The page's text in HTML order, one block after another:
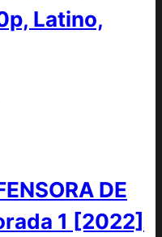
Latino,
DE
1 [2022]